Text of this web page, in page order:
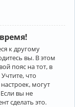
к другому
вы. В этом
пояс на тот, в
что
могут
вы не
сделать это.